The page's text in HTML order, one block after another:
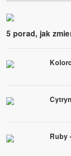
5 porad, jak
Ruby